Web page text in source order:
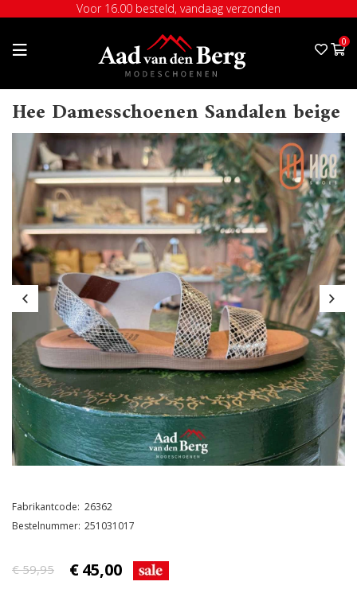
Voor 16.00 besteld, vandaag verzonden
0
Hee Damesschoenen Sandalen beige
Fabrikantcode 26362
Bestelnummer 251031017
€ 59,95 €45,00